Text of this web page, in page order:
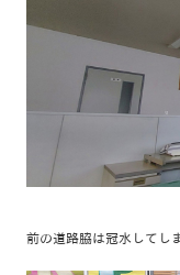
前の道路脇は冠水してし